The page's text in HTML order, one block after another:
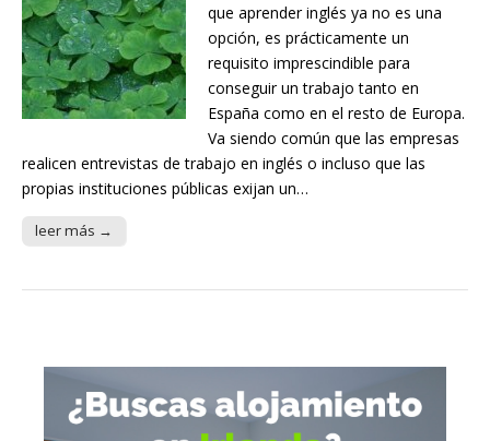
que aprender inglés ya no es una
opción, es prácticamente un
requisito imprescindible para
conseguir un trabajo tanto en
España como en el resto de Europa.
Va siendo común que las empresas
realicen entrevistas de trabajo en inglés o incluso que las
propias instituciones públicas exijan un…
leer más →